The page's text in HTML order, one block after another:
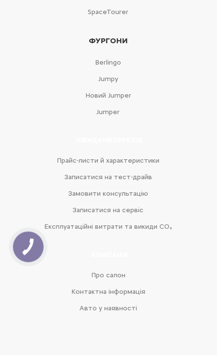
SpaceTourer
ФУРГОНИ
Berlingo
Jumpy
Новий Jumper
Jumper
Прайс-листи й характеристики
Записатися на тест-драйв
Замовити консультацію
Записатися на сервіс
Експлуатаційні витрати та викиди CO₂
Про салон
Контактна інформація
Авто у наявності